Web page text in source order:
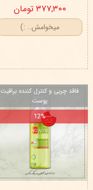
۳۷۷,۳۰۰ تومان
میخوامش.. :)
فاقد چربی و کنترل کننده براقیت
پوست
12%